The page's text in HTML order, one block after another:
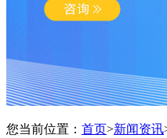
您当前位置： 首页>新闻资讯